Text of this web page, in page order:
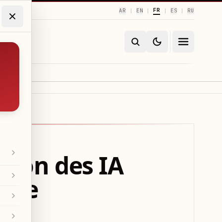
AR | EN | FR | ES | RU
des IA